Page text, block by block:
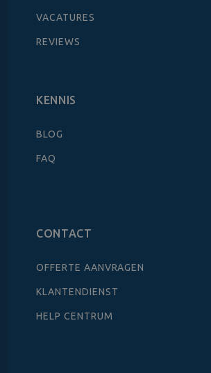
VACATURES
REVIEWS
KENNIS
BLOG
FAQ
CONTACT
OFFERTE AANVRAGEN
KLANTENDIENST
HELP CENTRUM